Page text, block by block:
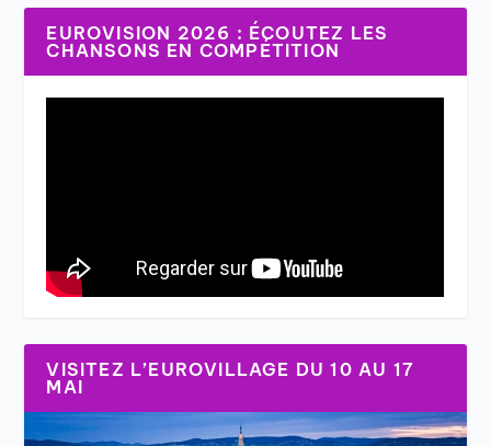
EUROVISION 2026 : ÉCOUTEZ LES
CHANSONS EN COMPÉTITION
VISITEZ L’EUROVILLAGE DU 10 AU 17
MAI